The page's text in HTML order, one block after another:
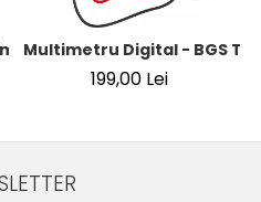
cu racord furtun 8 mm (5/
Multimetru Digital - BGS
199,00 Lei